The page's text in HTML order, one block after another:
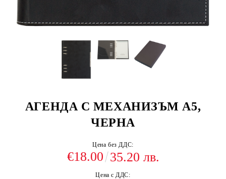
АГЕНДА С МЕХАНИЗЪМ А5,
ЧЕРНА
Цена без ДДС:
€18.00 35.20 лв.
Цена с ДДС: